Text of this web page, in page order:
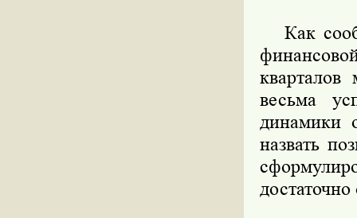
Как
весьма
динамики
назвать